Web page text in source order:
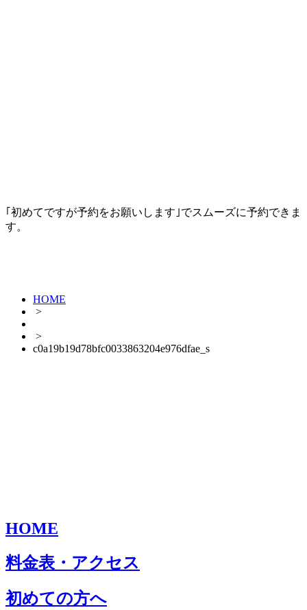
｢初めてですが予約をお願いします｣でスムーズに予約できま
す。
HOME
>
>
c0a19b19d78bfc0033863204e976dfae_s
HOME
料金表・アクセス
初めての方へ